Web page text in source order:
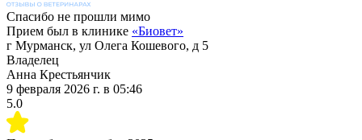
Спасибо не прошли мимо
Прием был в клинике «Биовет»
г Мурманск, ул Олега Кошевого, д 5
Владелец
Анна Крестьянчик
9 февраля 2026 г. в 05:46
5.0